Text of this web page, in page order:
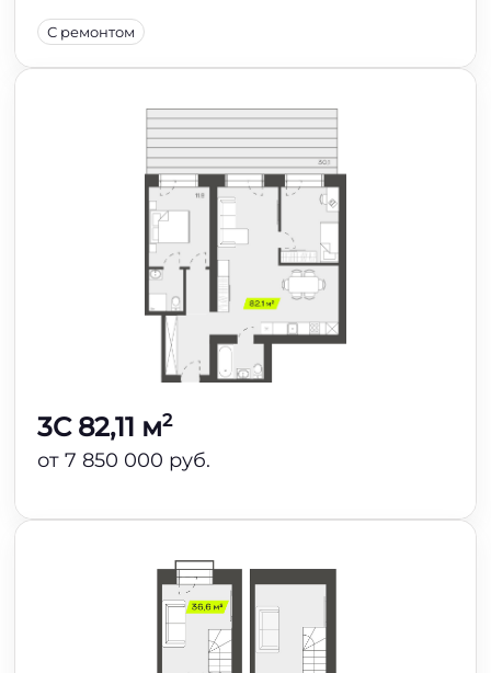
С ремонтом
3C 82,11 м2
от 7 850 000 руб.